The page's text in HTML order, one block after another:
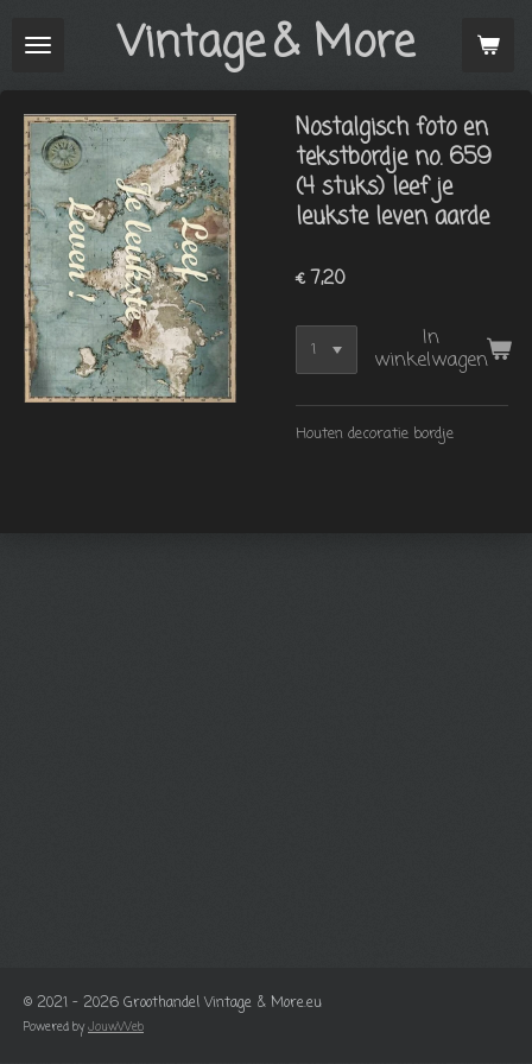
direct
hoofdinhoud
Vintage& More
Nostalgisch foto en
tekstbordje no. 659
(4 stuks) leef je
leukste leven aarde
€ 7,20
In
winkelwagen
Houten decoratie bordje
© 2021 - 2026 Groothandel Vintage & More.eu
Powered byJouwWeb